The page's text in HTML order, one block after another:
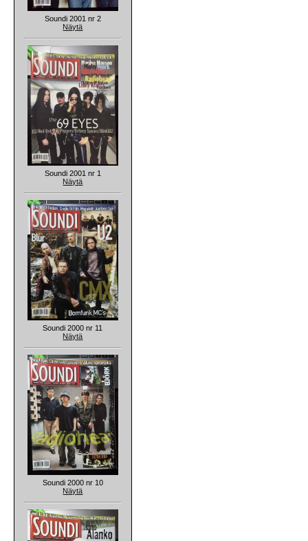
Soundi 2001 nr 2
Näytä
Soundi 2001 nr 1
Näytä
Soundi 2000 nr 11
Näytä
Soundi 2000 nr 10
Näytä